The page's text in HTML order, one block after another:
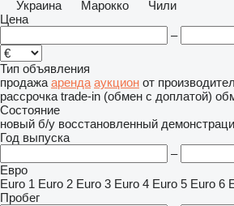
Украина
Марокко
Чили
Цена
–
Тип объявления
продажа аренда аукцион от
рассрочка trade-in (обмен с доплатой)
Состояние
новый б/у восстановленный
Год выпуска
–
Евро
Euro 1 Euro 2 Euro 3 Euro 4 Euro 5 Euro 6
Пробег